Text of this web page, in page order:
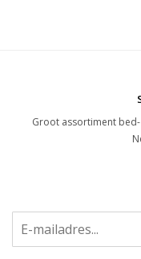
Groot assortiment